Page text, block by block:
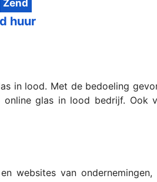
huur
in lood. Met de bedoeling
glas in lood bedrijf. Ook
websites van